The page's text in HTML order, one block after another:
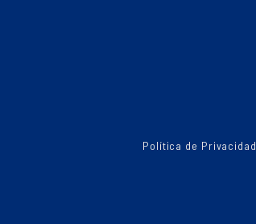
Política de Privacidad